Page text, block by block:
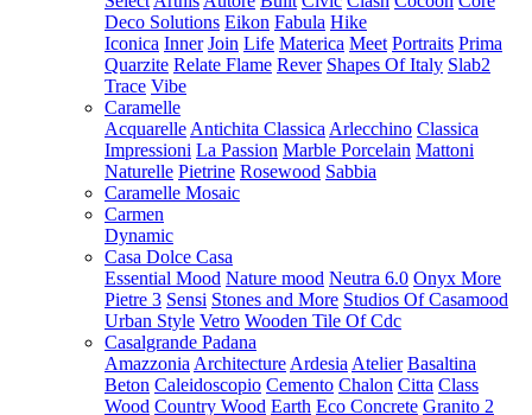
Deco Solutions Eikon Fabula Hike
Iconica Inner Join Life Materica Meet Portraits Prima
Quarzite Relate Flame Rever Shapes Of Italy Slab2
Trace Vibe
Caramelle
Acquarelle Antichita Classica Arlecchino Classica
Impressioni La Passion Marble Porcelain Mattoni
Naturelle Pietrine Rosewood Sabbia
Caramelle Mosaic
Carmen
Dynamic
Casa Dolce Casa
Essential Mood Nature mood Neutra 6.0 Onyx More
Pietre 3 Sensi Stones and More Studios Of Casamood
Urban Style Vetro Wooden Tile Of Cdc
Casalgrande Padana
Amazzonia Architecture Ardesia Atelier Basaltina
Beton Caleidoscopio Cemento Chalon Citta Class
Wood Country Wood Earth Eco Concrete Granito 2